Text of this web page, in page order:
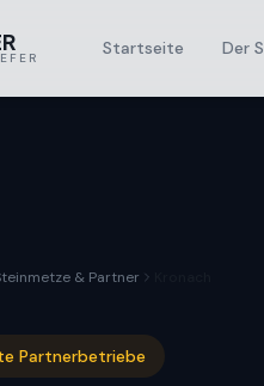
Startseite Der
& Partner
Partnerbetriebe